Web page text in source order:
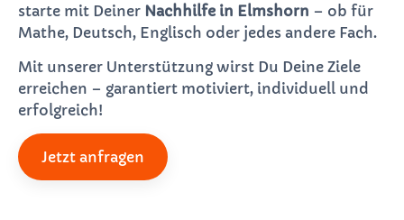
starte mit Deiner Nachhilfe in Elmshorn – ob für
Mathe, Deutsch, Englisch oder jedes andere Fach.
Mit unserer Unterstützung wirst Du Deine Ziele
erreichen – garantiert motiviert, individuell und
erfolgreich!
Jetzt anfragen